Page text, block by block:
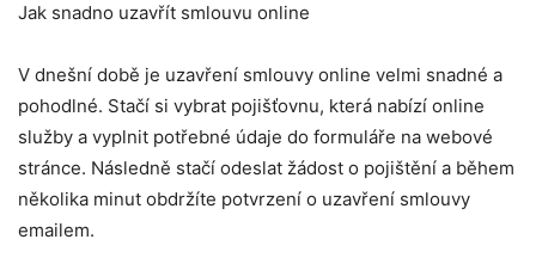
Jak snadno uzavřít smlouvu online
V dnešní době je uzavření smlouvy online velmi snadné a
pohodlné. Stačí si vybrat pojišťovnu, která nabízí online
služby a vyplnit potřebné údaje do formuláře na webové
stránce. Následně stačí odeslat žádost o pojištění a během
několika minut obdržíte potvrzení o uzavření smlouvy
emailem.